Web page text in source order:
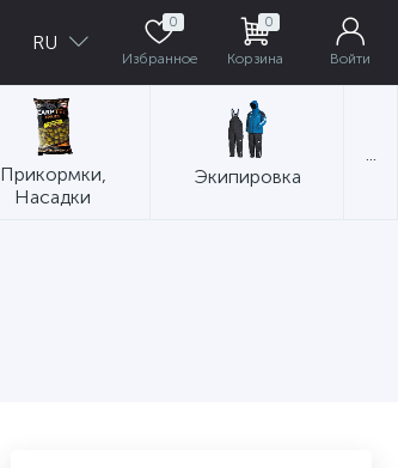
RU
0
Избранное
0
Корзина Войти
Прикормки,
Насадки
Экипировка